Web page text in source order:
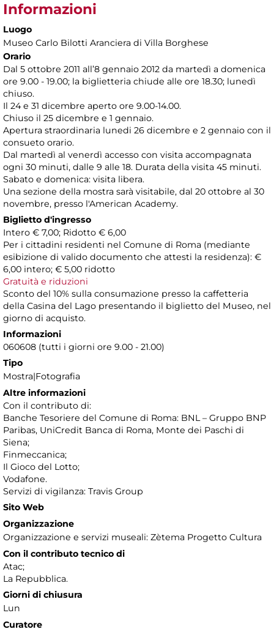
Informazioni
Luogo
Museo Carlo Bilotti Aranciera di Villa Borghese
Orario
Dal 5 ottobre 2011 all’8 gennaio 2012 da martedì a domenica
ore 9.00 - 19.00; la biglietteria chiude alle ore 18.30; lunedì
chiuso.
Il 24 e 31 dicembre aperto ore 9.00-14.00.
Chiuso il 25 dicembre e 1 gennaio.
Apertura straordinaria lunedi 26 dicembre e 2 gennaio con il
consueto orario.
Dal martedì al venerdì accesso con visita accompagnata
ogni 30 minuti, dalle 9 alle 18. Durata della visita 45 minuti.
Sabato e domenica: visita libera.
Una sezione della mostra sarà visitabile, dal 20 ottobre al 30
novembre, presso l'American Academy.
Biglietto d'ingresso
Intero € 7,00; Ridotto € 6,00
Per i cittadini residenti nel Comune di Roma (mediante
esibizione di valido documento che attesti la residenza): €
6,00 intero; € 5,00 ridotto
Gratuità e riduzioni
Sconto del 10% sulla consumazione presso la caffetteria
della Casina del Lago presentando il biglietto del Museo, nel
giorno di acquisto.
Informazioni
060608 (tutti i giorni ore 9.00 - 21.00)
Tipo
Mostra|Fotografia
Altre informazioni
Con il contributo di:
Banche Tesoriere del Comune di Roma: BNL – Gruppo BNP
Paribas, UniCredit Banca di Roma, Monte dei Paschi di
Siena;
Finmeccanica;
Il Gioco del Lotto;
Vodafone.
Servizi di vigilanza: Travis Group
Sito Web
Organizzazione
Organizzazione e servizi museali: Zètema Progetto Cultura
Con il contributo tecnico di
Atac;
La Repubblica.
Giorni di chiusura
Lun
Curatore